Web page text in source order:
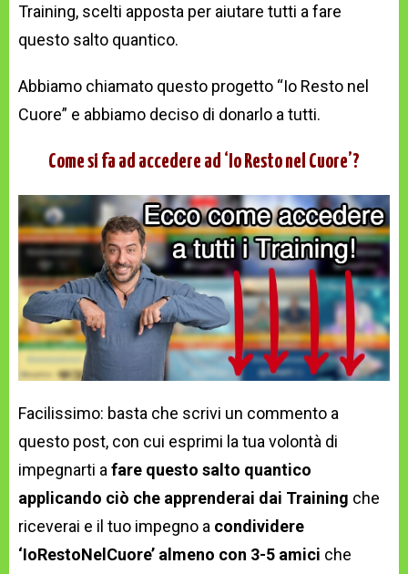
Training, scelti apposta per aiutare tutti a fare
questo salto quantico.
Abbiamo chiamato questo progetto “Io Resto nel
Cuore” e abbiamo deciso di donarlo a tutti.
Come si fa ad accedere ad ‘Io Resto nel Cuore’?
Facilissimo: basta che scrivi un commento a
questo post, con cui esprimi la tua volontà di
impegnarti a fare questo salto quantico
applicando ciò che apprenderai dai Training che
riceverai e il tuo impegno a condividere
‘IoRestoNelCuore’ almeno con 3-5 amici che